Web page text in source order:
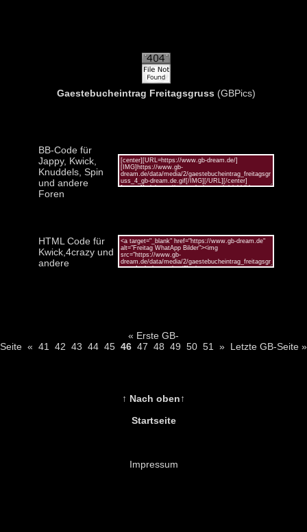
Gaestebucheintrag Freitagsgruss(GBPics)
BB-Code für
Jappy, Kwick,
Knuddels, Spin
und andere
Foren
HTML Code für
Kwick,4crazy und
andere
« Erste GB-
Seite « 41 42 43 44 45 46 47 48 49 50 51 » Letzte GB-Seite »
↑ Nach oben↑
Startseite
Impressum